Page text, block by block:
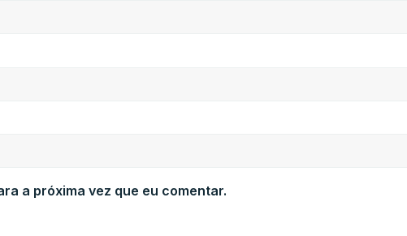
a próxima vez que eu comentar.